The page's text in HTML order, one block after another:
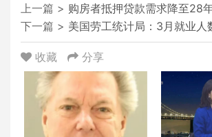
上一篇 > 购房者抵押贷款需求降至28
下一篇 > 美国劳工统计局：3月就业
收藏 分享